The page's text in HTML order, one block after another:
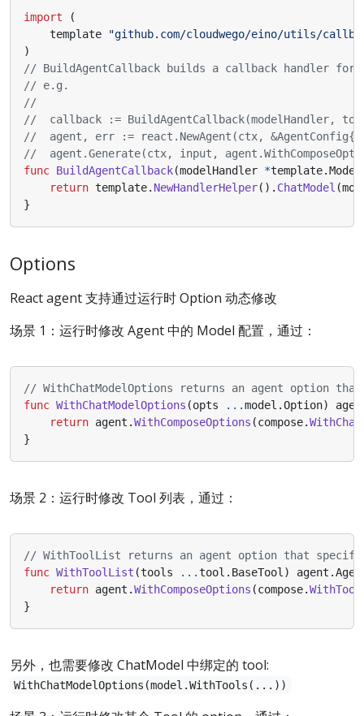
import
(
template
"github.com/cloudwego/eino/utils/
)
// BuildAgentCallback builds a callback handler for
// e.g.
//  callback := BuildAgentCallback(modelHandler,
//  agent, err := react.NewAgent(ctx,
//  agent.Generate(ctx, input,
func BuildAgentCallback(modelHandler *template.
return template. NewHandlerHelper(). ChatModel (
}
Options
React agent 支持通过运行时 Option 动态修改
场景 1：运行时修改 Agent 中的 Model 配置，通过：
// WithChatModelOptions returns an agent option
func WithChatModelOptions (opts ...model .Option)
return agent .WithComposeOptions (compose.
}
场景 2：运行时修改 Tool 列表，通过：
// WithToolList returns an agent option that
func WithToolList (tools ...tool . BaseTool ) agent .
return agent .WithComposeOptions (compose.
}
另外，也需要修改 ChatModel 中绑定的 tool:
WithChatModelOptions(model.WithTools(...))